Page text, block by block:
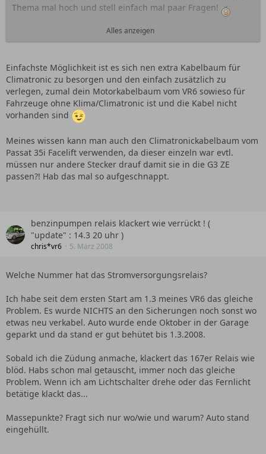
Thema mal hoch und stell einfach mal paar Fragen!
Es geht um eine Climatronic Nachrüstung bei einem 94er
Vento VR6 (vor Facelift, Thermotronic).
Wir kaufen ein Schlachtfahrzeug, 96er ABV mit Climatronic
und Tempomat.
Das müsste kombinierbar sein oder?
Alles anzeigen
Einfachste Möglichkeit ist es sich nen extra Kabelbaum für
Climatronic zu besorgen und den einfach zusätzlich zu
verlegen, zumal dein Motorkabelbaum vom VR6 sowieso für
Fahrzeuge ohne Klima/Climatronic ist und die Kabel nicht
vorhanden sind
Meines wissen kann man auch den Climatronickabelbaum vom
Passat 35i Facelift verwenden, da dieser einzeln war evtl.
müssen nur andere Stecker drauf damit sie in die G3 ZE
passen?! Hab das mal so aufgeschnappt.
benzinpumpen relais klackert wie verrückt ! (
"update" : 14.3 20 uhr )
chris*vr6 5. März 2008
Welche Nummer hat das Stromversorgungsrelais?
Ich habe seit dem ersten Start am 1.3 meines VR6 das gleiche
Problem. Es wurde NICHTS an den Sicherungen noch sonst wo
etwas neu verkabel. Auto wurde ende Oktober in der Garage
geparkt und da stand er gut behütet bis 1.3.2008.
Sobald ich die Züdung anmache, klackert das 167er Relais wie
blöd. Habs schon mal getauscht, immer noch das gleiche
Problem. Wenn ich am Lichtschalter drehe oder das Fernlicht
betätige klackt das...
Massepunkte? Fragt sich nur wo/wie und warum? Auto stand
eingehüllt.